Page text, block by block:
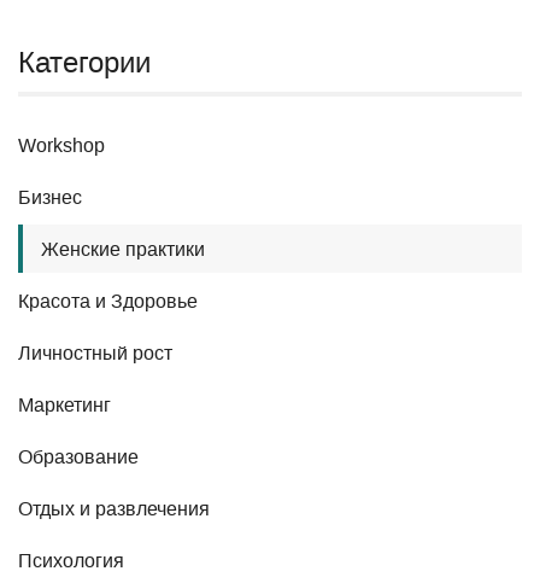
Категории
Workshop
Бизнес
Женские практики
Красота и Здоровье
Личностный рост
Маркетинг
Образование
Отдых и развлечения
Психология